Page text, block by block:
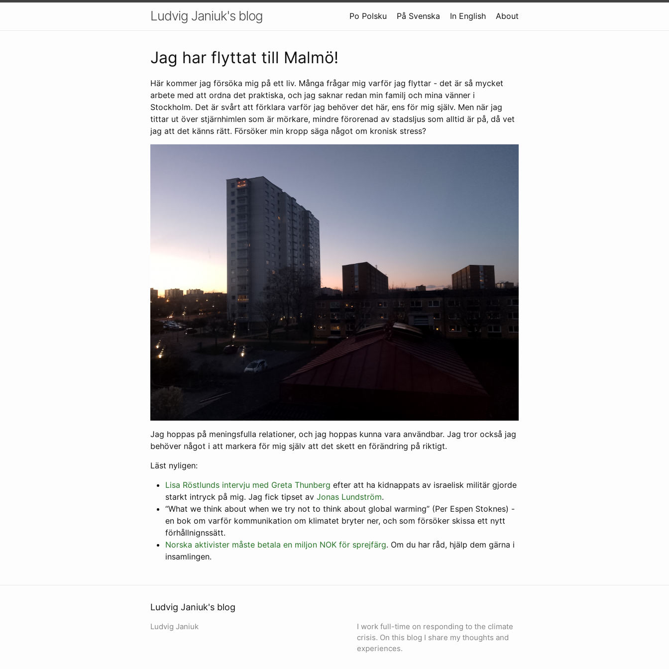
Ludvig Janiuk's blog Po Polsku På Svenska In English About
Jag har flyttat till Malmö!
Här kommer jag försöka mig på ett liv. Många frågar mig varför jag flyttar - det är så mycket
arbete med att ordna det praktiska, och jag saknar redan min familj och mina vänner i
Stockholm. Det är svårt att förklara varför jag behöver det här, ens för mig själv. Men när jag
tittar ut över stjärnhimlen som är mörkare, mindre förorenad av stadsljus som alltid är på, då vet
jag att det känns rätt. Försöker min kropp säga något om kronisk stress?
Jag hoppas på meningsfulla relationer, och jag hoppas kunna vara användbar. Jag tror också jag
behöver något i att markera för mig själv att det skett en förändring på riktigt.
Läst nyligen:
Lisa Röstlunds intervju med Greta Thunberg efter att ha kidnappats av israelisk militär gjorde
starkt intryck på mig. Jag fick tipset av Jonas Lundström.
“What we think about when we try not to think about global warming” (Per Espen Stoknes) -
en bok om varför kommunikation om klimatet bryter ner, och som försöker skissa ett nytt
förhållnignssätt.
Norska aktivister måste betala en miljon NOK för sprejfärg. Om du har råd, hjälp dem gärna i
insamlingen.
Ludvig Janiuk's blog
Ludvig Janiuk
I work full-time on responding to the climate
crisis. On this blog I share my thoughts and
experiences.